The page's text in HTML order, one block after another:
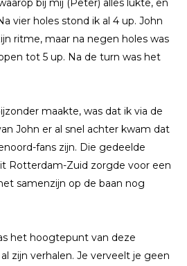
bij mij (Peter) alles lukte, en
vier holes stond ik al 4 up. John
ritme, maar na negen holes was
tot 5 up. Na de turn was het
maakte, was dat ik via de
John er al snel achter kwam dat
fans zijn. Die gedeelde
Rotterdam-Zuid zorgde voor een
samenzijn op de baan nog
het hoogtepunt van deze
zijn verhalen. Je verveelt je geen